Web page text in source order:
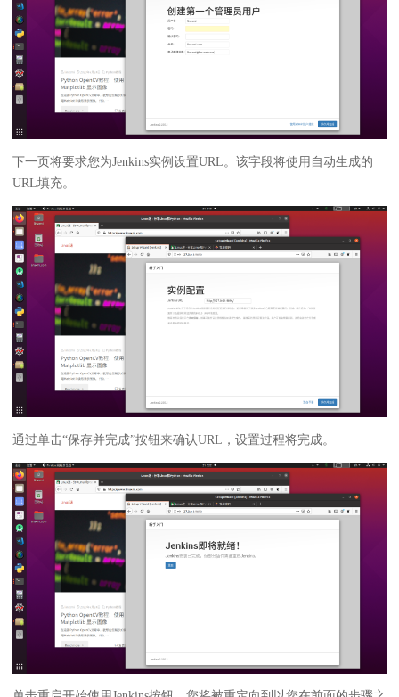
下一页将要求您为Jenkins实例设置URL。该字段将使用自动生成的
URL填充。
通过单击“保存并完成”按钮来确认URL，设置过程将完成。